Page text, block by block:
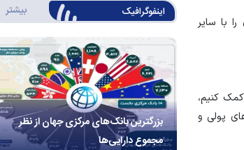
با سایر
کنیم،
پولی و
اینفوگرافیک بیشتر
بزرگترین بانک‌های مرکزی جهان از نظر
مجموع دارایی‌ها